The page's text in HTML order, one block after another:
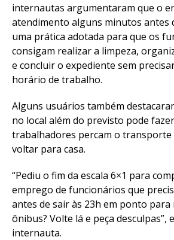
internautas argumentaram que o
atendimento alguns minutos antes
uma prática adotada para que os
consigam realizar a limpeza,
e concluir o expediente sem
horário de trabalho.
Alguns usuários também
no local além do previsto pode
trabalhadores percam o transporte
voltar para casa.
“Pediu o fim da escala 6×1 para
emprego de funcionários que
antes de sair às 23h em ponto
ônibus? Volte lá e peça desculpas”,
internauta.